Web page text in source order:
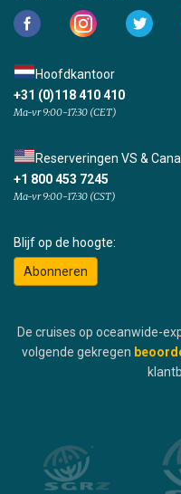
Hoofdkantoor
+31 (0)118 410 410
Ma-vr 9:00-17:30 (CET)
Reserveringen VS &
+1 800 453 7245
Ma-vr 9:00-17:30 (CST)
Blijf op de hoogte:
Abonneren
De cruises op oceanwide-
volgende gekregen